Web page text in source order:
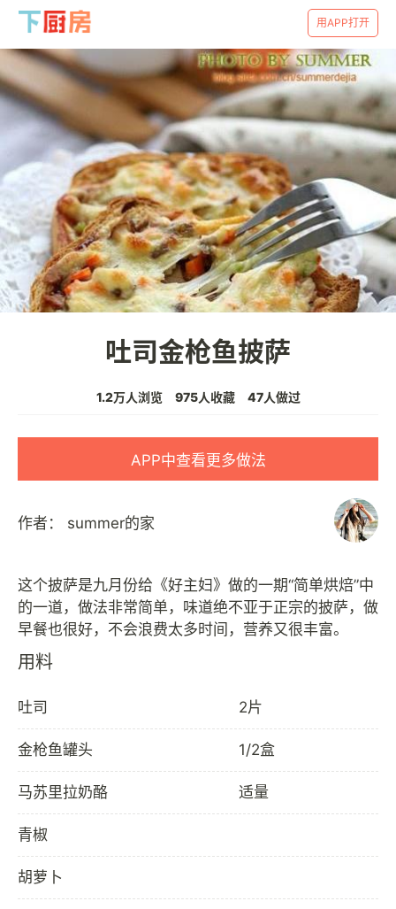
用APP打开
吐司金枪鱼披萨
1.2万人浏览 975人收藏 47人做过
APP中查看更多做法
作者： summer的家
这个披萨是九月份给《好主妇》做的一期“简单烘焙”中
的一道，做法非常简单，味道绝不亚于正宗的披萨，做
用料
吐司 2片
金枪鱼罐头 1/2盒
马苏里拉奶酪 适量
青椒
胡萝卜